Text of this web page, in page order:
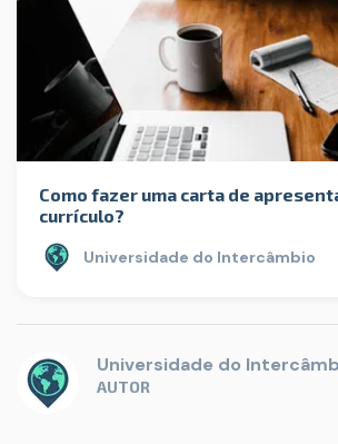
Como fazer uma carta de
currículo?
Universidade do Intercâmbio
Universidade do
AUTOR